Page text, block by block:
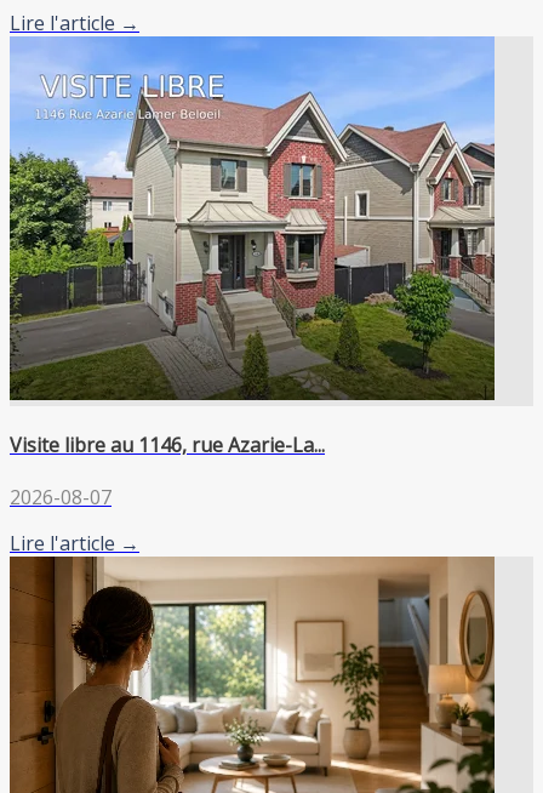
Lire l'article →
Visite libre au 1146, rue Azarie-La...
2026-08-07
Lire l'article →